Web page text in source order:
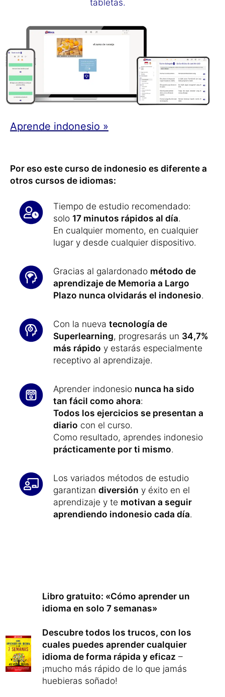
tabletas.
Aprende indonesio »
Por eso este curso de indonesio es diferente a
otros cursos de idiomas:
Tiempo de estudio recomendado:
solo 17 minutos rápidos al día.
En cualquier momento, en cualquier
lugar y desde cualquier dispositivo.
Gracias al galardonado método de
aprendizaje de Memoria a Largo
Plazo nunca olvidarás el indonesio.
Con la nueva tecnología de
Superlearning, progresarás un 34,7%
más rápido y estarás especialmente
receptivo al aprendizaje.
Aprender indonesio nunca ha sido
tan fácil como ahora:
Todos los ejercicios se presentan a
diario con el curso.
Como resultado, aprendes indonesio
prácticamente por ti mismo.
Los variados métodos de estudio
garantizan diversión y éxito en el
aprendizaje y te motivan a seguir
aprendiendo indonesio cada día.
Libro gratuito: «Cómo aprender un
idioma en solo 7 semanas»
Descubre todos los trucos, con los
cuales puedes aprender cualquier
idioma de forma rápida y eficaz –
¡mucho más rápido de lo que jamás
huebieras soñado!